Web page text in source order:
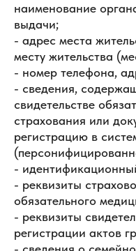
наименование
выдачи;
- адрес места
месту жительства
- номер телефона,
- сведения,
свидетельстве
страхования или
регистрацию в
-
- реквизиты
обязательного
- реквизиты
регистрации актов